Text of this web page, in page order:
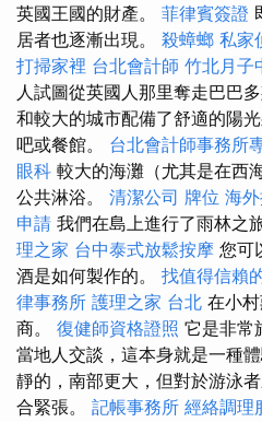
英國王國的財產。 菲律賓簽證
居者也逐漸出現。 殺蟑螂 私家
打掃家裡 台北會計師 竹北月子
人試圖從英國人那里奪走巴巴
和較大的城市配備了舒適的陽
吧或餐館。 台北會計師事務所
眼科 較大的海灘（尤其是在西
公共淋浴。 清潔公司 牌位 海
申請 我們在島上進行了雨林之
理之家 台中泰式放鬆按摩 您可
酒是如何製作的。 找值得信賴
律事務所 護理之家 台北 在小
商。 復健師資格證照 它是非常
當地人交談，這本身就是一種
靜的，南部更大，但對於游泳
合緊張。 記帳事務所 經絡調理